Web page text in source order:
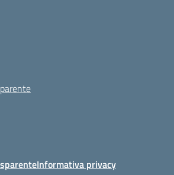
Informativa privacy